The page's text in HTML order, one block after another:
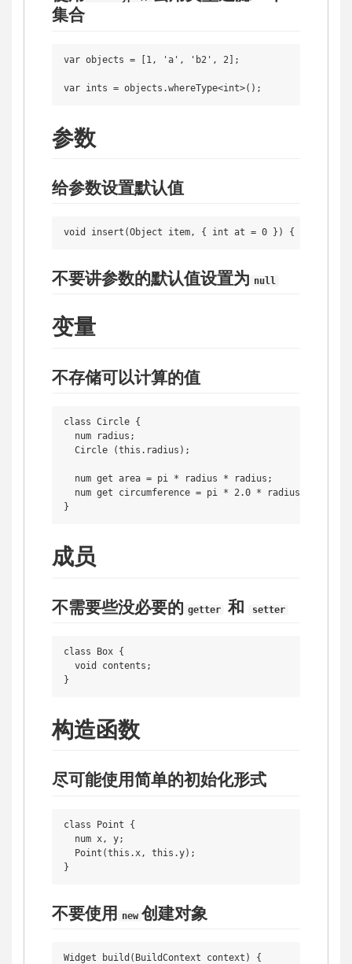
集合
var objects = [1, 'a', 'b2', 2];
参数
给参数设置默认值
不要讲参数的默认值设置为 null
变量
不存储可以计算的值
class Circle {
  num radius;
  Circle (this.radius);
  num get area = pi * radius * radius;
  num get circumference = pi * 2.0 * radius;
成员
不需要些没必要的 getter 和 setter
class Box {
  void contents;
构造函数
尽可能使用简单的初始化形式
class Point {
  num x, y;
  Point(this.x, this.y);
不要使用 new 创建对象
Widget build(BuildContext context) {